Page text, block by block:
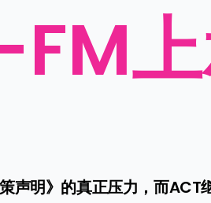
明》的真正压力，而ACT